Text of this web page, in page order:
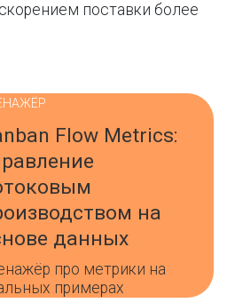
поставки более
Flow Metrics:
на
данных
про метрики на
примерах